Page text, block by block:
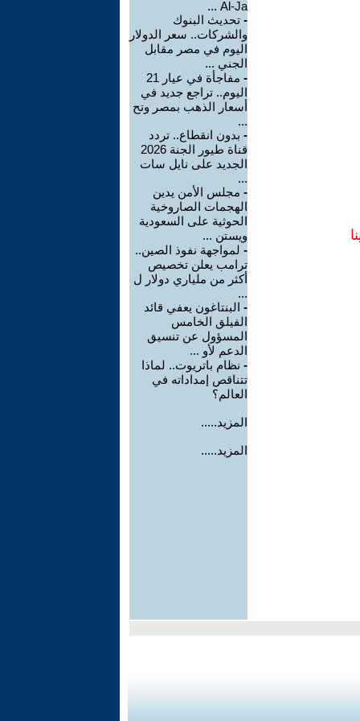
Al-Ja ...
- تحديث البنوك
والشركات.. سعر الدولار
اليوم في مصر مقابل
الجني ...
-
مفاجأة في عيار 21
اليوم.. تراجع جديد في
أسعار الذهب بمصر وتح
...
- بدون انقطاع.. تردد
قناة طيور الجنة 2026
الجديد على نايل سات
...
- مجلس الأمن يدين
الهجمات الصاروخية
الحوثية على السعودية
ويستن ...
- لمواجهة نفوذ الصين..
ترامب يعلن تخصيص
أكثر من ملياري دولار ل
...
- البنتاغون يعفي قائد
الفيلق الخامس
المسؤول عن تنسيق
الدعم لأو ...
- نظام باتريوت.. لماذا
تتناقص إمداداته في
العالم؟
المزيد.....
المزيد.....